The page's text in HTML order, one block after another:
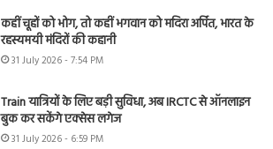
कहीं चूहों को भोग, तो कहीं भगवान को मदिरा अर्पित, भारत के
रहस्यमयी मंदिरों की कहानी
31 July 2026 - 7:54 PM
Train यात्रियों के लिए बड़ी सुविधा, अब IRCTC से ऑनलाइन
बुक कर सकेंगे एक्सेस लगेज
31 July 2026 - 6:59 PM